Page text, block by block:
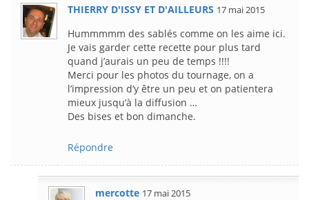
THIERRY D'ISSY ET D'AILLEURS 17 mai 2015
Hummmmm des sablés comme on les aime ici.
Je vais garder cette recette pour plus tard
quand j’aurais un peu de temps !!!!
Merci pour les photos du tournage, on a
l’impression d’y être un peu et on patientera
mieux jusqu’à la diffusion …
Des bises et bon dimanche.
Répondre
mercotte 17 mai 2015